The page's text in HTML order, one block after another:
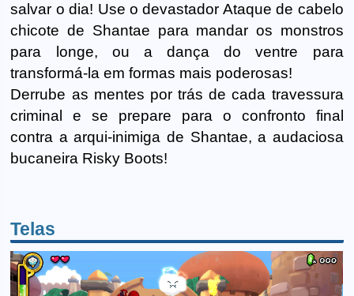
salvar o dia! Use o devastador Ataque de cabelo
chicote de Shantae para mandar os monstros
para longe, ou a dança do ventre para
transformá-la em formas mais poderosas!
Derrube as mentes por trás de cada travessura
criminal e se prepare para o confronto final
contra a arqui-inimiga de Shantae, a audaciosa
bucaneira Risky Boots!
Telas